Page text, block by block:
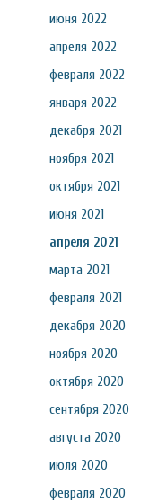
июня 2022
апреля 2022
февраля 2022
января 2022
декабря 2021
ноября 2021
октября 2021
июня 2021
апреля 2021
марта 2021
февраля 2021
декабря 2020
ноября 2020
октября 2020
сентября 2020
августа 2020
июля 2020
февраля 2020